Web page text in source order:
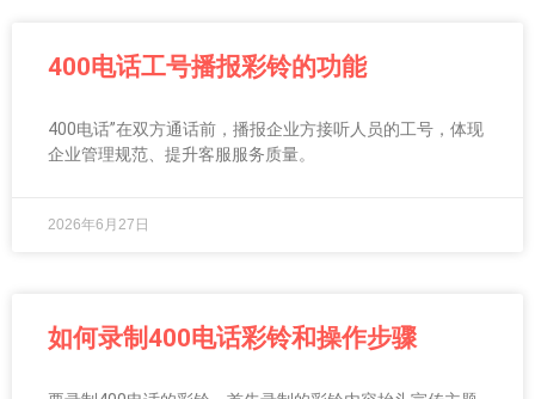
400电话工号播报彩铃的功能
400电话”在双方通话前，播报企业方接听人员的工号，体现
企业管理规范、提升客服服务质量。
2026年6月27日
如何录制400电话彩铃和操作步骤